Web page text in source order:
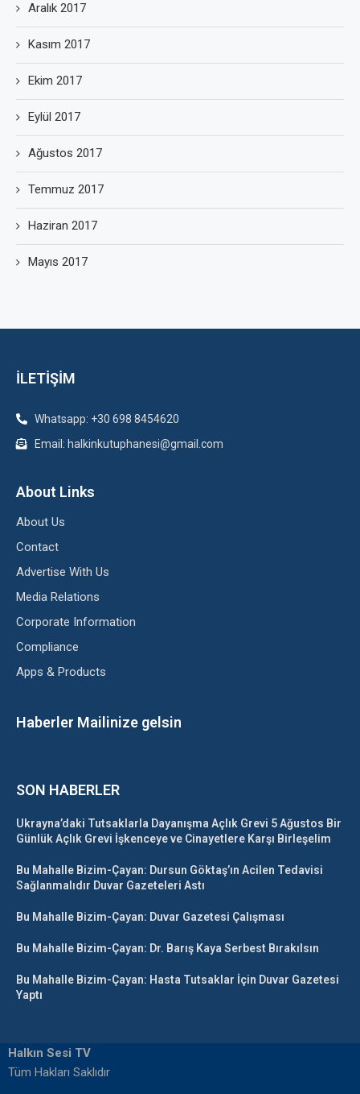
Aralık 2017
Kasım 2017
Ekim 2017
Eylül 2017
Ağustos 2017
Temmuz 2017
Haziran 2017
Mayıs 2017
İLETİŞİM
Whatsapp: +30 698 8454620
Email: halkinkutuphanesi@gmail.com
About Links
About Us
Contact
Advertise With Us
Media Relations
Corporate Information
Compliance
Apps & Products
Haberler Mailinize gelsin
SON HABERLER
Ukrayna’daki Tutsaklarla Dayanışma Açlık Grevi 5 Ağustos Bir
Günlük Açlık Grevi İşkenceye ve Cinayetlere Karşı Birleşelim
Bu Mahalle Bizim-Çayan: Dursun Göktaş’ın Acilen Tedavisi
Sağlanmalıdır Duvar Gazeteleri Astı
Bu Mahalle Bizim-Çayan: Duvar Gazetesi Çalışması
Bu Mahalle Bizim-Çayan: Dr. Barış Kaya Serbest Bırakılsın
Bu Mahalle Bizim-Çayan: Hasta Tutsaklar İçin Duvar Gazetesi
Yaptı
Halkın Sesi TV
Tüm Hakları Saklıdır